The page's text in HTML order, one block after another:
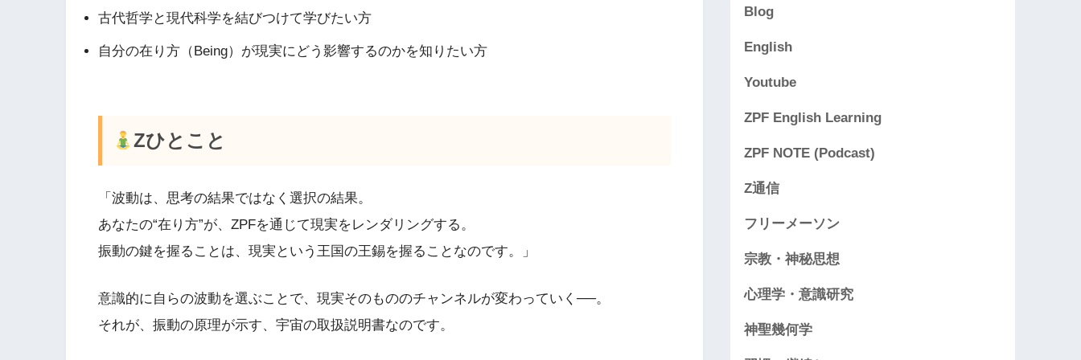
古代哲学と現代科学を結びつけて学びたい方
自分の在り方（Being）が現実にどう影響するのかを知りたい方
Zひとこと
「波動は、思考の結果ではなく選択の結果。
あなたの“在り方”が、ZPFを通じて現実をレンダリングする。
振動の鍵を握ることは、現実という王国の王錫を握ることなのです。」
意識的に自らの波動を選ぶことで、現実そのもののチャンネルが変わっていく──。
それが、振動の原理が示す、宇宙の取扱説明書なのです。
Blog
English
Youtube
ZPF English Learning
ZPF NOTE (Podcast)
Z通信
フリーメーソン
宗教・神秘思想
心理学・意識研究
神聖幾何学